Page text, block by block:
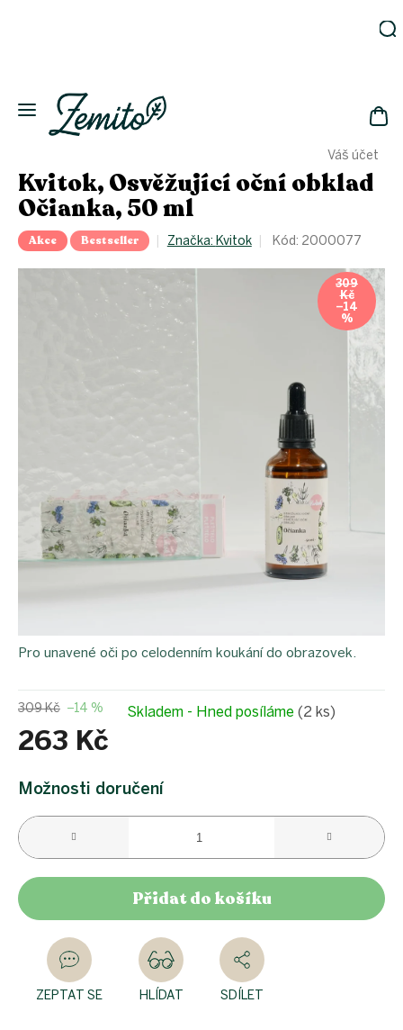
Váš účet
Eko
domácnost
Kosmetika
Eko
láhve
Akce
Zachraň
Kvitok, Osvěžující oční obklad
Očianka, 50 ml
Akce Bestseller Značka: Kvitok Kód: 2000077
309
Kč
–14
%
309 Kč –14 %
263 Kč
cena:
Skladem - Hned posíláme (2 ks)
Možnosti doručení
Přidat do košíku
Pro unavené oči po celodenním koukání do obrazovek.
ZEPTAT SE HLÍDAT SDÍLET